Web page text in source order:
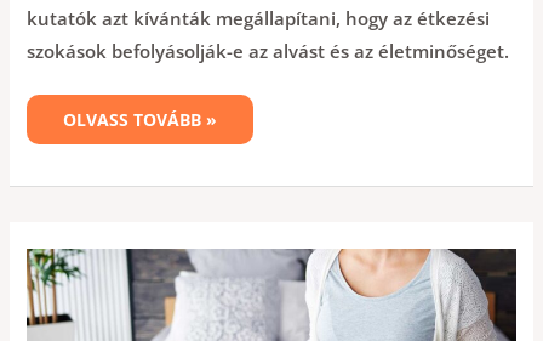
kutatók azt kívánták megállapítani, hogy az étkezési
szokások befolyásolják-e az alvást és az életminőséget.
OLVASS TOVÁBB »
ANTIDEPRESSZÁNSOK
A
TERHESSÉG
ÚJ
ADATOK